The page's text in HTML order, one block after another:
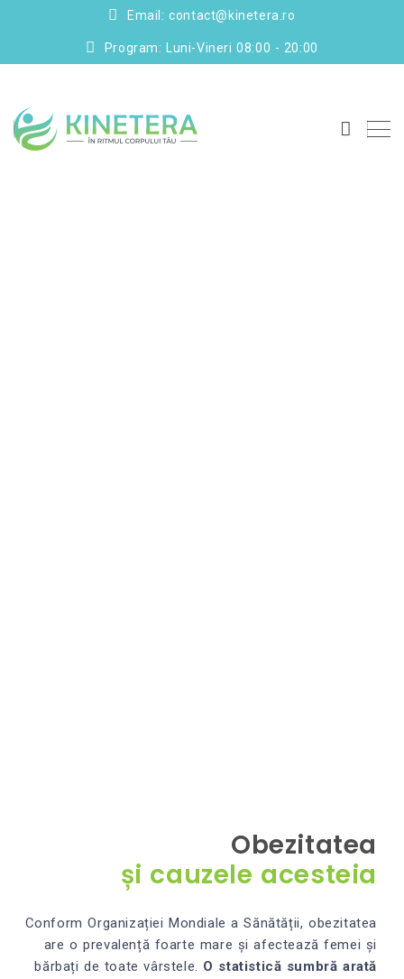
Email: contact@kinetera.ro
Program: Luni-Vineri 08:00 - 20:00
Obezitatea
și cauzele acesteia
Conform Organizației Mondiale a Sănătății, obezitatea
are o prevalență foarte mare și afectează femei și
bărbați de toate vârstele. O statistică sumbră arată